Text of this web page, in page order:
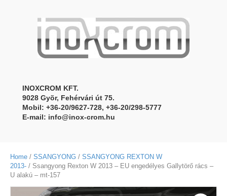
INOXCROM KFT.
9028 Gyõr, Fehérvári út 75.
Mobil: +36-20/9627-728, +36-20/298-5777
E-mail: info@inox-crom.hu
Home / SSANGYONG / SSANGYONG REXTON W
2013- / Ssangyong Rexton W 2013 – EU engedélyes Gallytörő rács –
U alakú – mt-157